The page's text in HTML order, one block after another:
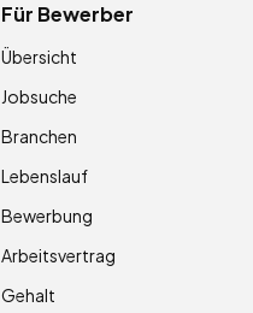
Für Bewerber
Übersicht
Jobsuche
Branchen
Lebenslauf
Bewerbung
Arbeitsvertrag
Gehalt